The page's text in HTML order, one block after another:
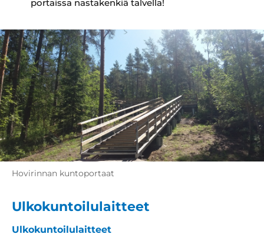
portaissa nastakenkiä talvella!
Hovirinnan kuntoportaat
Ulkokuntoilulaitteet
Ulkokuntoilulaitteet